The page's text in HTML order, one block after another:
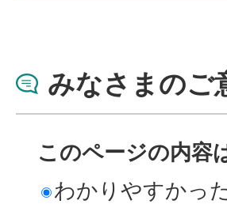
みなさまのご
このページの内容
わかりやすかっ